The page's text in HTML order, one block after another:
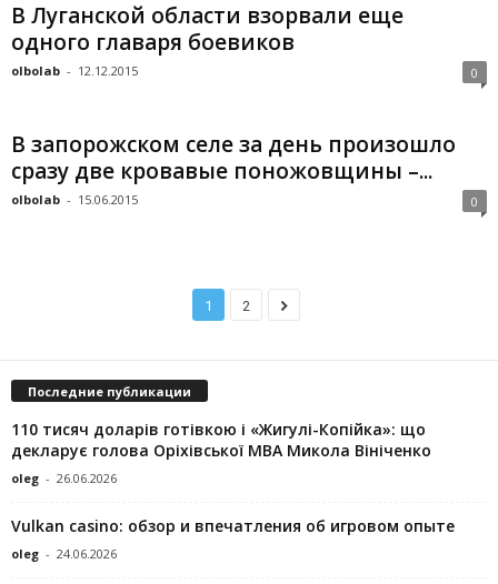
В Луганской области взорвали еще
одного главаря боевиков
olbolab - 12.12.2015 0
В запорожском селе за день произошло
сразу две кровавые поножовщины –...
olbolab - 15.06.2015 0
1 2
Последние публикации
110 тисяч доларів готівкою і «Жигулі-Копійка»: що
декларує голова Оріхівської МВА Микола Вініченко
oleg - 26.06.2026
Vulkan casino: обзор и впечатления об игровом опыте
oleg - 24.06.2026